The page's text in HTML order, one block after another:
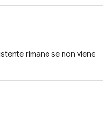
rimane se non viene